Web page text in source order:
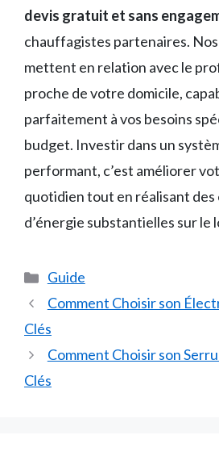
devis gratuit et sans
chauffagistes partenaires.
mettent en relation avec le
proche de votre domicile,
parfaitement à vos besoins
budget. Investir dans un
performant, c’est améliorer
quotidien tout en réalisant des
d’énergie substantielles sur le
Catégories
Guide
Comment Choisir son
Clés
Comment Choisir son
Clés